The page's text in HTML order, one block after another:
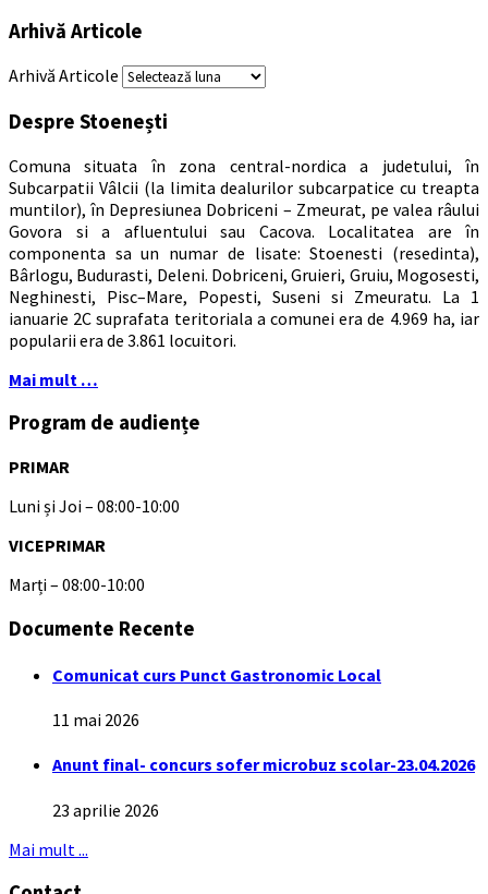
Arhivă Articole
Arhivă Articole
Despre Stoenești
Comuna situata în zona central-nordica a judetului, în
Subcarpatii Vâlcii (la limita dealurilor subcarpatice cu treapta
muntilor), în Depresiunea Dobriceni – Zmeurat, pe valea râului
Govora si a afluentului sau Cacova. Localitatea are în
componenta sa un numar de lisate: Stoenesti (resedinta),
Bârlogu, Budurasti, Deleni. Dobriceni, Gruieri, Gruiu, Mogosesti,
Neghinesti, Pisc–Mare, Popesti, Suseni si Zmeuratu. La 1
ianuarie 2C suprafata teritoriala a comunei era de 4.969 ha, iar
popularii era de 3.861 locuitori.
Mai mult …
Program de audiențe
PRIMAR
Luni și Joi – 08:00-10:00
VICEPRIMAR
Marți – 08:00-10:00
Documente Recente
Comunicat curs Punct Gastronomic Local
11 mai 2026
Anunt final- concurs sofer microbuz scolar-23.04.2026
23 aprilie 2026
Mai mult ...